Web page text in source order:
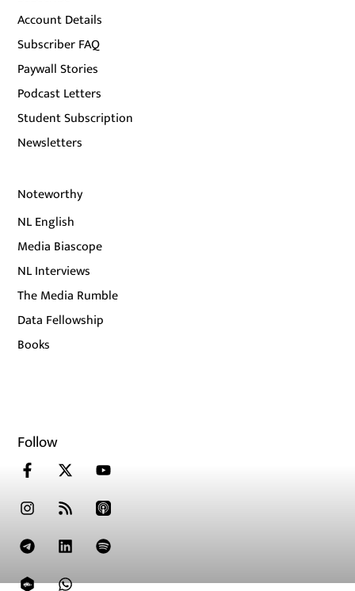
Account Details
Subscriber FAQ
Paywall Stories
Podcast Letters
Student Subscription
Newsletters
Noteworthy
NL English
Media Biascope
NL Interviews
The Media Rumble
Data Fellowship
Books
Follow